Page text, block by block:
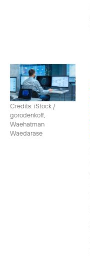
Credits: iStock /
gorodenkoff,
Waehatman
Waedarase